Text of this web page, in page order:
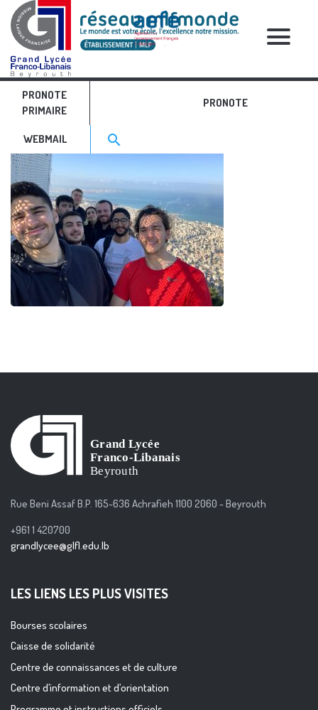
PRONOTE
PRIMAIRE
PRONOTE
WEBMAIL Search for:>
search
RELATIVE POSTS
IMG_5293
Rue Beni Assaf B.P. 165-636 Achrafieh 1100 2060 - Beyrouth
+961 1 420700
grandlycee@glfl.edu.lb
LES LIENS LES PLUS VISITES
Bourses scolaires
Caisse de solidarité
Centre de connaissances et de culture
Centre d’information et d’orientation